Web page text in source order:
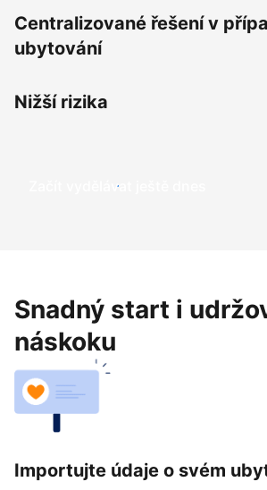
Centralizované řešení v
ubytování
Nižší rizika
Začít vydělávat ještě dnes
Snadný start i
náskoku
Importujte údaje o svém